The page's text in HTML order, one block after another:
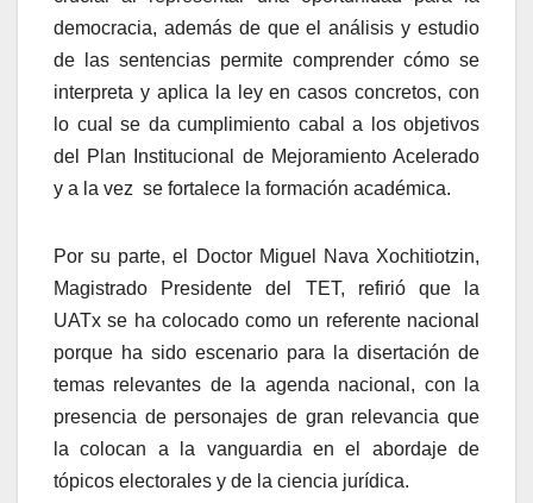
democracia, además de que el análisis y estudio
de las sentencias permite comprender cómo se
interpreta y aplica la ley en casos concretos, con
lo cual se da cumplimiento cabal a los objetivos
del Plan Institucional de Mejoramiento Acelerado
y a la vez se fortalece la formación académica.
Por su parte, el Doctor Miguel Nava Xochitiotzin,
Magistrado Presidente del TET, refirió que la
UATx se ha colocado como un referente nacional
porque ha sido escenario para la disertación de
temas relevantes de la agenda nacional, con la
presencia de personajes de gran relevancia que
la colocan a la vanguardia en el abordaje de
tópicos electorales y de la ciencia jurídica.